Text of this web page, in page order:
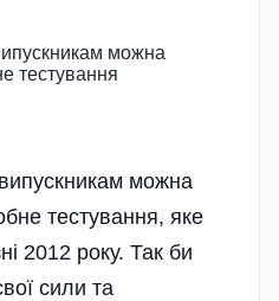
можна
тестування, яке
2012 року. Так би
сили та